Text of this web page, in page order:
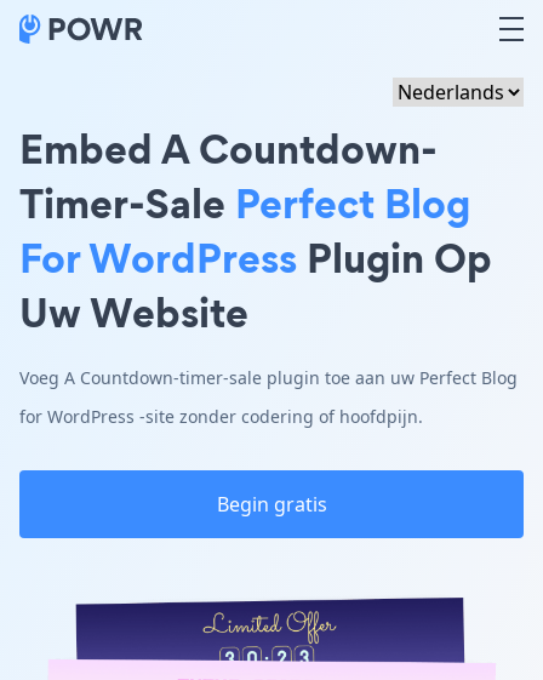
Embed A Countdown-
Timer-Sale Perfect Blog
For WordPress Plugin Op
Uw Website
Voeg A Countdown-timer-sale plugin toe aan uw Perfect Blog
for WordPress -site zonder codering of hoofdpijn.
Begin gratis